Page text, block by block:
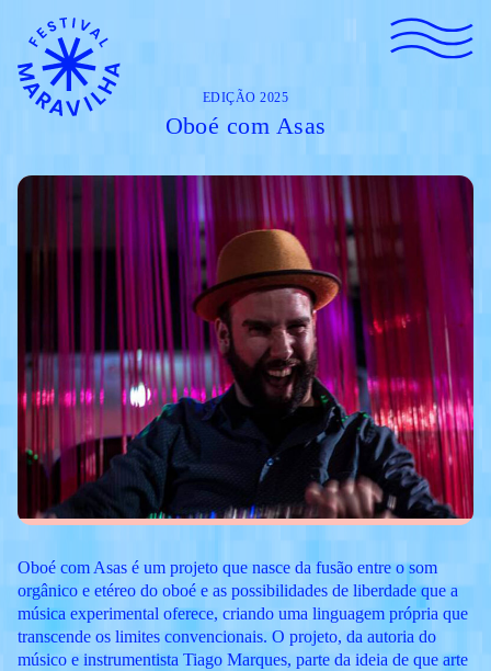
EDIÇÃO 2025
Oboé com Asas
Oboé com Asas é um projeto que nasce da fusão entre o som
orgânico e etéreo do oboé e as possibilidades de liberdade que a
música experimental oferece, criando uma linguagem própria que
transcende os limites convencionais. O projeto, da autoria do
músico e instrumentista ​​Tiago Marques, parte da ideia de que arte